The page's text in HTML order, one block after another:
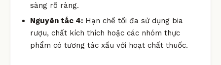
sàng rõ ràng.
Nguyên tắc 4: Hạn chế tối đa sử dụng bia
rượu, chất kích thích hoặc các nhóm thực
phẩm có tương tác xấu với hoạt chất thuốc.